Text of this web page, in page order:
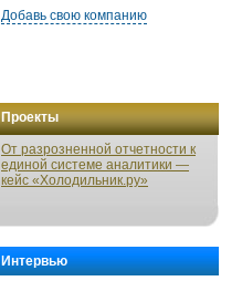
Добавь свою компанию
Проекты
От разрозненной отчетности к
единой системе аналитики —
кейс «Холодильник.ру»
Интервью